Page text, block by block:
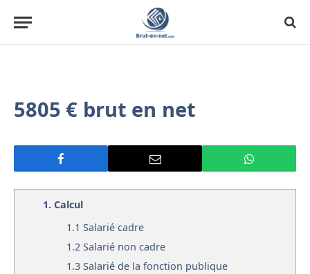
5805 € brut en net
1. Calcul
1.1 Salarié cadre
1.2 Salarié non cadre
1.3 Salarié de la fonction publique